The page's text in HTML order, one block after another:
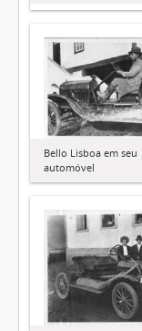
Bello Lisboa em seu
automóvel